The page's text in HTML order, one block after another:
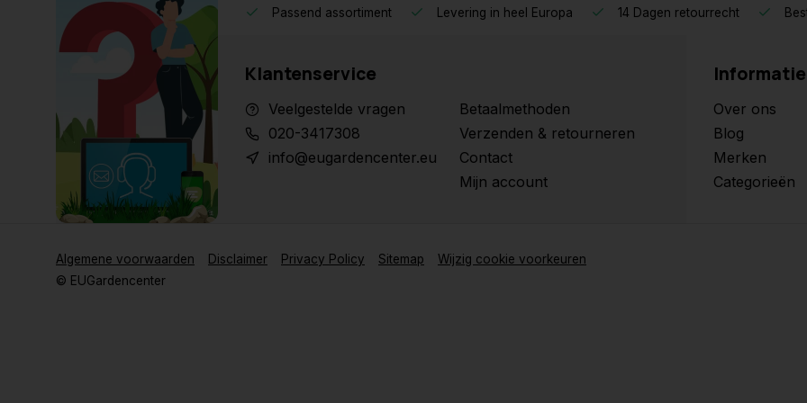
Passend assortiment Levering in heel Europa 14 Dagen retourrecht
Klantenservice
Veelgestelde vragen
020-3417308
info@eugardencenter.eu
Betaalmethoden
Verzenden & retourneren
Contact
Mijn account
Informatie
Over ons
Blog
Merken
Categorieën
Algemene voorwaarden Disclaimer Privacy Policy Sitemap
Wijzig cookie voorkeuren
© EUGardencenter